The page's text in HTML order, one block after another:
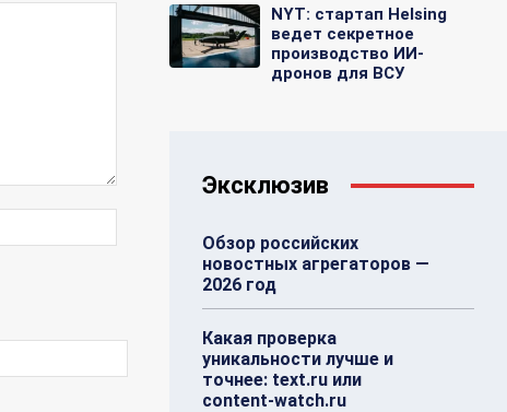
NYT: стартап Helsing
ведет секретное
производство ИИ-
дронов для ВСУ
Эксклюзив
Обзор российских
новостных агрегаторов —
2026 год
Какая проверка
уникальности лучше и
точнее: text.ru или
content-watch.ru